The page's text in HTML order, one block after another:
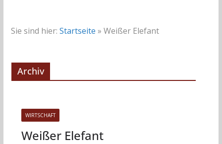
Sie sind hier: Startseite » Weißer Elefant
Archiv
WIRTSCHAFT
Weißer Elefant